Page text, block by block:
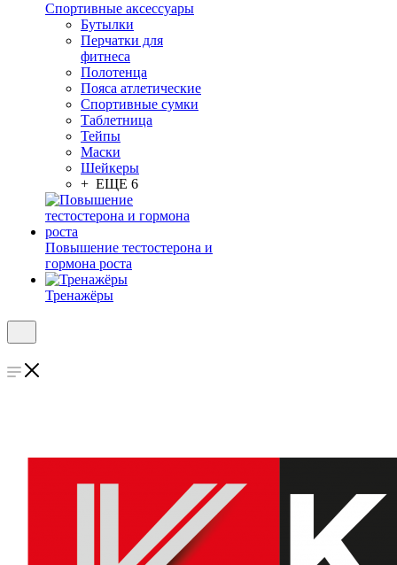
Спортивные аксессуары
Бутылки
Перчатки для
фитнеса
Полотенца
Пояса атлетические
Спортивные сумки
Таблетница
Тейпы
Маски
Шейкеры
+ ЕЩЕ 6
Повышение тестостерона и
гормона роста
Тренажёры